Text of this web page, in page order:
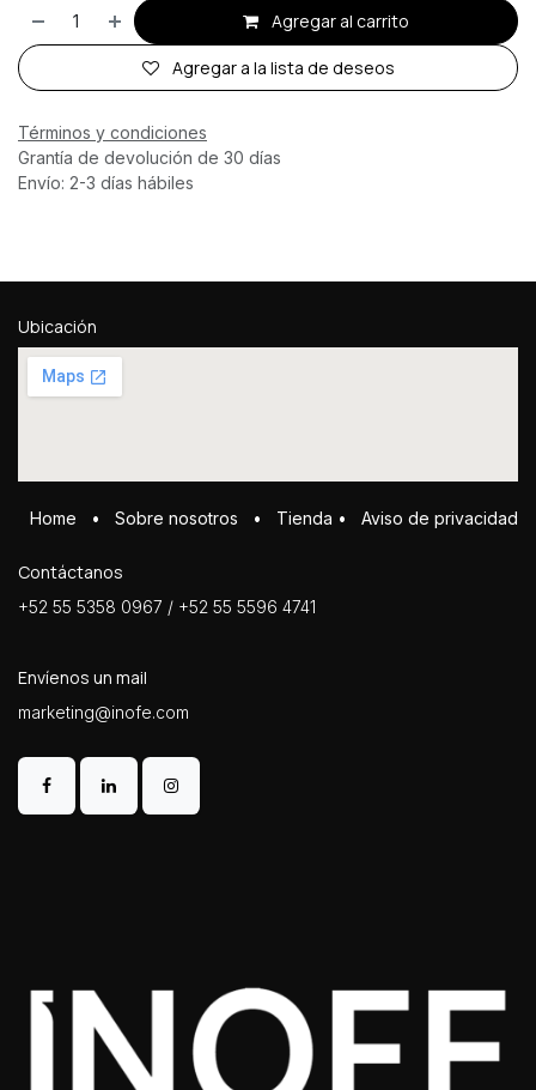
Agregar al carrito
Agregar a la lista de deseos
Términos y condiciones
Grantía de devolución de 30 días
Envío: 2-3 días hábiles
Ubicación
Home • Sobre ​n​osotros • Tienda • Aviso de privacidad
Contáctanos
+52 55 5358 0967 / +52 55 5596 4741
Envíenos un mail
marketing@inofe.com